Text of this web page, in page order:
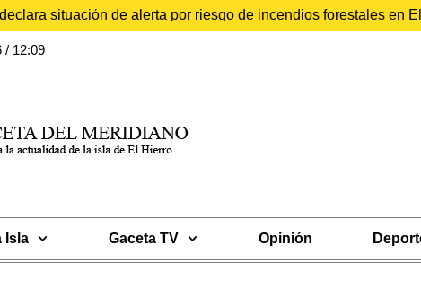
situación de alerta por riesgo de incendios forestales en
/ 12:09
Isla Gaceta TV Opinión